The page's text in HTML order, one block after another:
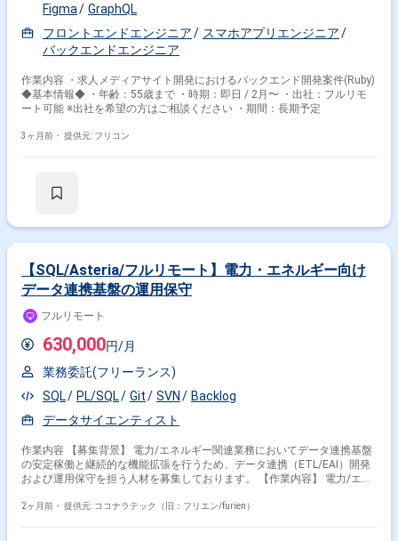
Figma
GraphQL
フロントエンドエンジニア
スマホアプリエンジニア
バックエンドエンジニア
作業内容 ・求人メディアサイト開発におけるバックエンド開発案件(Ruby)
◆基本情報◆ ・年齢：55歳まで ・時期：即日 / 2月〜 ・出社：フルリモ
ート可能 ※出社を希望の方はご相談ください ・期間：長期予定
3ヶ月前・ 提供元: フリコン
【SQL/Asteria/フルリモート】電力・エネルギー向け
データ連携基盤の運用保守
フルリモート
630,000円/月
業務委託(フリーランス)
SQL
PL/SQL Git SVN
Backlog
データサイエンティスト
作業内容 【募集背景】 電力/エネルギー関連業務においてデータ連携基盤
の安定稼働と継続的な機能拡張を行うため、データ連携（ETL/EAI）開発
および運用保守を担う人材を募集しております。 【作業内容】 電力/エネ
きます。具体的には、ETL/EAIツールを用いたデータ連携処理の開発・改
2ヶ月前・ 提供元: ココナラテック（旧：フリエン/furien）